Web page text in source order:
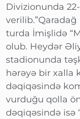
Divizionunda
turda İmişlidə
olub. Heydər
stadionunda
hərəyə bir xalla
dəqiqəsində
vurduğu qolla
dəqiqəsində isə